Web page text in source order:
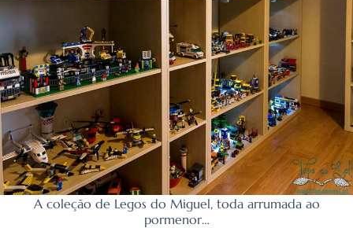
A coleção de Legos do Miguel, toda arrumada ao
pormenor…